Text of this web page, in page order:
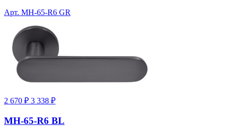
Арт. MH-65-R6 GR
2 670 ₽ 3 338 ₽
MH-65-R6 BL